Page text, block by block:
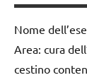
MONTESSORI
TUTTI GLI
ARGOMENTI
PER ETA'
Nome
Area: cura
cestino